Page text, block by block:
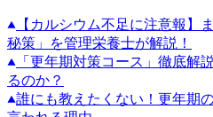
【カルシウム不足に注意報】
秘策」を管理栄養士が解説！
「更年期対策コース」徹底解
るのか？
誰にも教えたくない！更年期